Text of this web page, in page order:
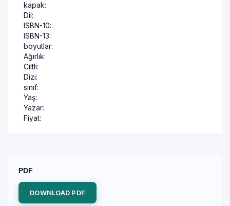
kapak:
Dil:
ISBN-10:
ISBN-13:
boyutlar:
Ağırlık:
Ciltli:
Dizi:
sınıf:
Yaş:
Yazar:
Fiyat:
PDF
DOWNLOAD PDF